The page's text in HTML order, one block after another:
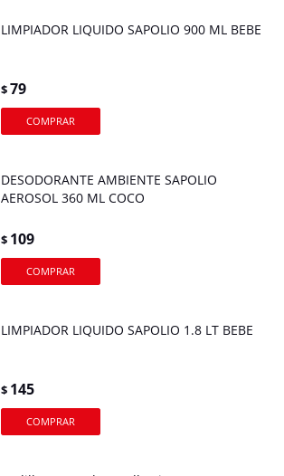
LIMPIADOR LIQUIDO SAPOLIO 900 ML BEBE
$79
DESODORANTE AMBIENTE SAPOLIO
AEROSOL 360 ML COCO
$ 109
LIMPIADOR LIQUIDO SAPOLIO 1.8 LT BEBE
$ 145